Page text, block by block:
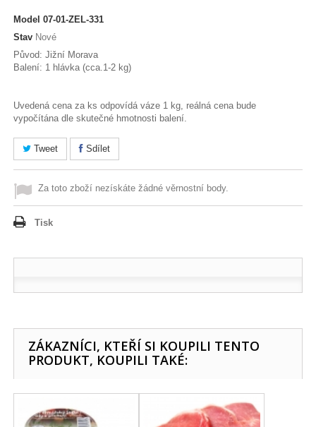
Model 07-01-ZEL-331
Stav Nové
Původ: Jižní Morava
Balení: 1 hlávka (cca.1-2 kg)
Uvedená cena za ks odpovídá váze 1 kg, reálná cena bude
vypočítána dle skutečné hmotnosti balení.
Tweet Sdílet
Za toto zboží nezískáte žádné věrnostní body.
Tisk
ZÁKAZNÍCI, KTEŘÍ SI KOUPILI TENTO
PRODUKT, KOUPILI TAKÉ: